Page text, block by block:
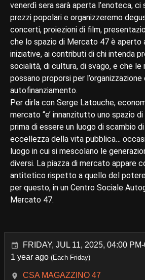
venerdì sera sarà aperta l’enoteca, ci
prezzi popolari e organizzeremo
concerti, proiezioni di film,
che lo spazio di Mercato 47 è aperto
iniziative, ai contributi di chi intenda
socialità, di cultura, di svago, e che
possano proporsi per
autofinanziamento.
Per dirla con Serge Latouche,
mercato “e’ innanzitutto uno spazio
prima di essere un luogo di scambio
eccellezza della vita pubblica…
luogo in cui si mescolano le
diversi. La piazza di mercato appare
antitetico rispetto a quello del
per questo, in un Centro Sociale
Mercato 47.
FRIDAY, JUL 11, 2025, 04:00
1 year ago (Each Friday)
CSA MAGAZZINO 47